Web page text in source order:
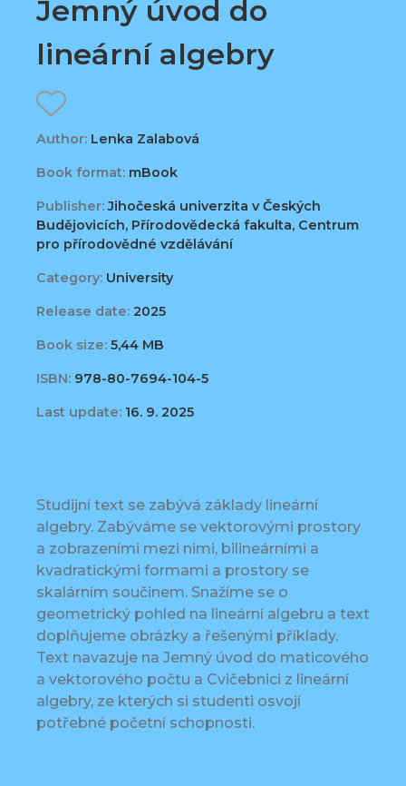
Jemný úvod do
lineární algebry
Author: Lenka Zalabová
Book format: mBook
Publisher:Jihočeská univerzita v Českých
Budějovicích, Přírodovědecká fakulta, Centrum
pro přírodovědné vzdělávání
Category: University
Release date: 2025
Book size: 5,44 MB
ISBN: 978-80-7694-104-5
Last update: 16. 9. 2025
Studijní text se zabývá základy lineární
algebry. Zabýváme se vektorovými prostory
a zobrazeními mezi nimi, bilineárními a
kvadratickými formami a prostory se
skalárním součinem. Snažíme se o
geometrický pohled na lineární algebru a text
doplňujeme obrázky a řešenými příklady.
Text navazuje na Jemný úvod do maticového
a vektorového počtu a Cvičebnici z lineární
algebry, ze kterých si studenti osvojí
potřebné početní schopnosti.